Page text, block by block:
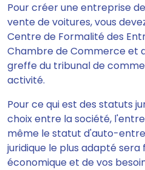
Pour créer une entreprise
vente de voitures,vous
Centre de Formalité des
Chambre de Commerce et
greffe du tribunal de
activité.
Pour ce qui est des statuts
choix entre la société,
même le statut d'auto-
juridique le plus adapté
économique et de vos